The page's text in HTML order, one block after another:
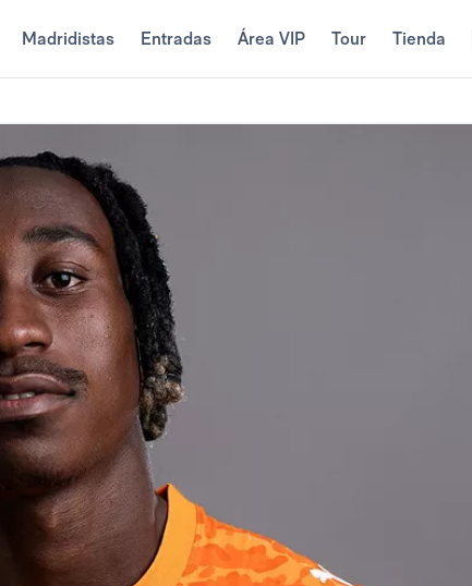
Madridistas Entradas Área VIP Tour Tienda